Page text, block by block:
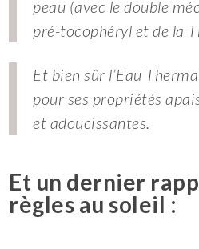
peau (avec le double
pré-tocophéryl et de la
Et bien sûr l’Eau
pour ses propriétés
et adoucissantes.
Et un dernier
règles au soleil :